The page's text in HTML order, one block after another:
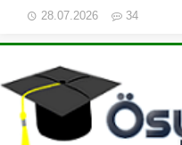
28.07.2026 34